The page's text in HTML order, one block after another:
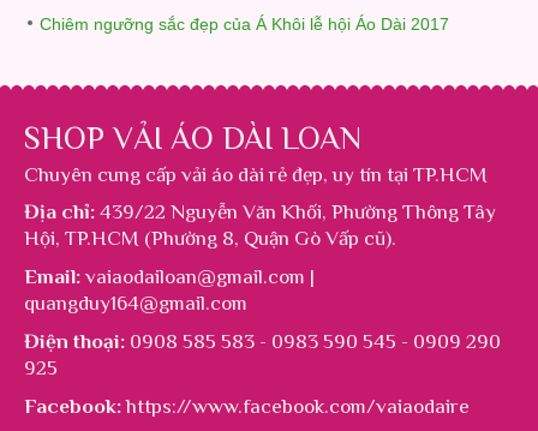
Chiêm ngưỡng sắc đẹp của Á Khôi lễ hội Áo Dài 2017
SHOP VẢI ÁO DÀI LOAN
Chuyên cung cấp vải áo dài rẻ đẹp, uy tín tại TP.HCM
Địa chỉ: 439/22 Nguyễn Văn Khối, Phường Thông Tây
Hội, TP.HCM (Phường 8, Quận Gò Vấp cũ).
Email: vaiaodailoan@gmail.com |
quangduy164@gmail.com
Điện thoại: 0908 585 583 - 0983 590 545 - 0909 290
925
Facebook: https://www.facebook.com/vaiaodaire